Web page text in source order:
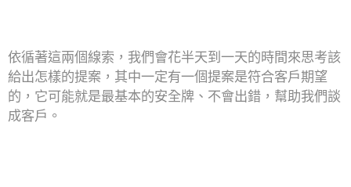
依循著這兩個線索，我們會花半天到一天的時間來思考該
給出怎樣的提案，其中一定有一個提案是符合客戶期望
的，它可能就是最基本的安全牌、不會出錯，幫助我們談
成客戶。